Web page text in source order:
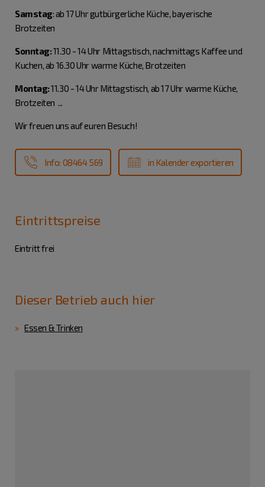
Samstag: ab 17 Uhr gutbürgerliche Küche, bayerische
Brotzeiten
Sonntag:11.30 - 14 Uhr Mittagstisch, nachmittags Kaffee und
Kuchen, ab 16.30 Uhr warme Küche, Brotzeiten
Montag:11.30 - 14 Uhr Mittagstisch, ab 17 Uhr warme Küche,
Brotzeiten ...
Wir freuen uns auf euren Besuch!
Info: 08464 569 in Kalender exportieren
Eintrittspreise
Eintritt frei
Dieser Betrieb auch hier
Essen & Trinken